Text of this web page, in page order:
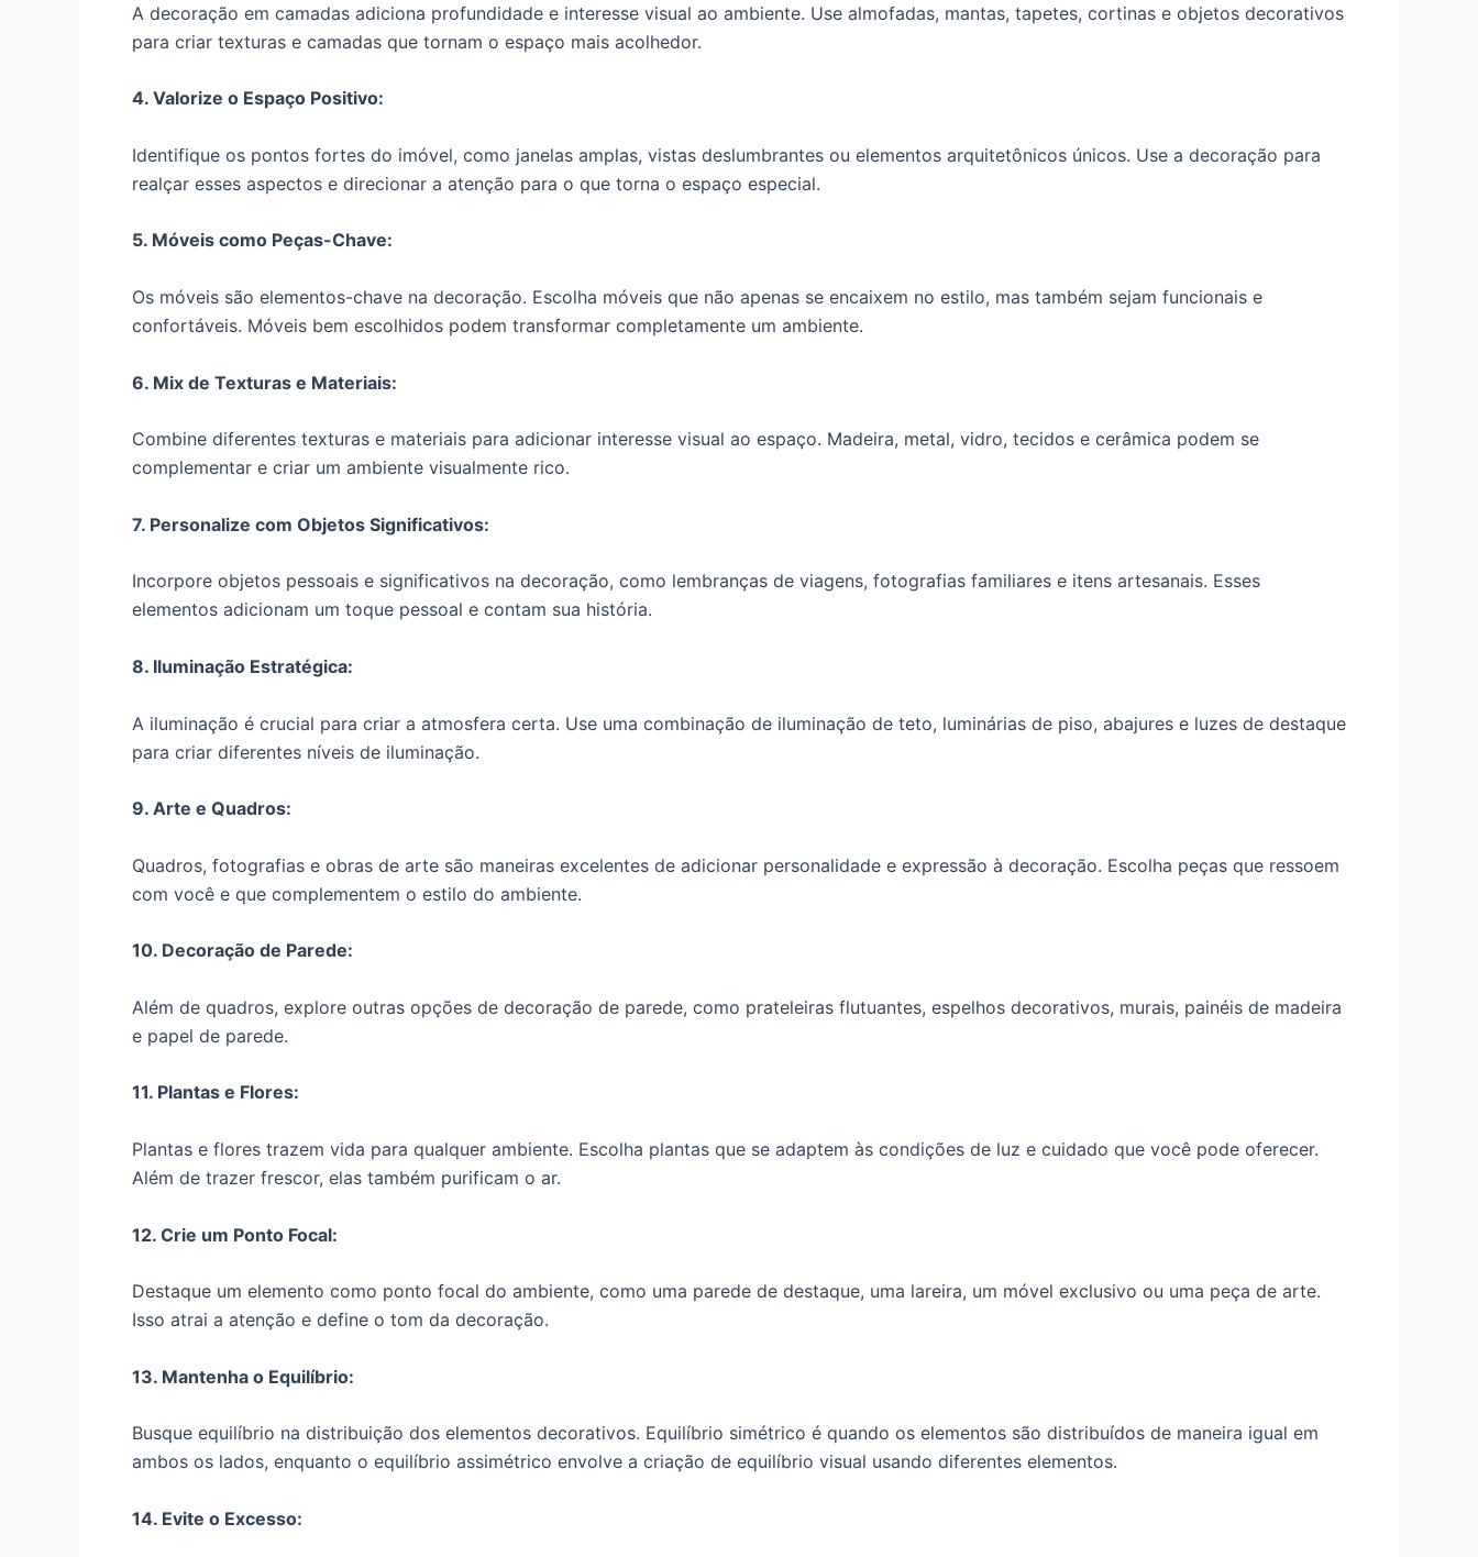
A decoração em camadas adiciona profundidade e interesse visual ao ambiente. Use almofadas, mantas, tapetes, cortinas e objetos decorativos
para criar texturas e camadas que tornam o espaço mais acolhedor.
4. Valorize o Espaço Positivo:
Identifique os pontos fortes do imóvel, como janelas amplas, vistas deslumbrantes ou elementos arquitetônicos únicos. Use a decoração para
realçar esses aspectos e direcionar a atenção para o que torna o espaço especial.
5. Móveis como Peças-Chave:
Os móveis são elementos-chave na decoração. Escolha móveis que não apenas se encaixem no estilo, mas também sejam funcionais e
confortáveis. Móveis bem escolhidos podem transformar completamente um ambiente.
6. Mix de Texturas e Materiais:
Combine diferentes texturas e materiais para adicionar interesse visual ao espaço. Madeira, metal, vidro, tecidos e cerâmica podem se
complementar e criar um ambiente visualmente rico.
7. Personalize com Objetos Significativos:
Incorpore objetos pessoais e significativos na decoração, como lembranças de viagens, fotografias familiares e itens artesanais. Esses
elementos adicionam um toque pessoal e contam sua história.
8. Iluminação Estratégica:
A iluminação é crucial para criar a atmosfera certa. Use uma combinação de iluminação de teto, luminárias de piso, abajures e luzes de destaque
para criar diferentes níveis de iluminação.
9. Arte e Quadros:
Quadros, fotografias e obras de arte são maneiras excelentes de adicionar personalidade e expressão à decoração. Escolha peças que ressoem
com você e que complementem o estilo do ambiente.
10. Decoração de Parede:
Além de quadros, explore outras opções de decoração de parede, como prateleiras flutuantes, espelhos decorativos, murais, painéis de madeira
e papel de parede.
11. Plantas e Flores:
Plantas e flores trazem vida para qualquer ambiente. Escolha plantas que se adaptem às condições de luz e cuidado que você pode oferecer.
Além de trazer frescor, elas também purificam o ar.
12. Crie um Ponto Focal:
Destaque um elemento como ponto focal do ambiente, como uma parede de destaque, uma lareira, um móvel exclusivo ou uma peça de arte.
Isso atrai a atenção e define o tom da decoração.
13. Mantenha o Equilíbrio:
Busque equilíbrio na distribuição dos elementos decorativos. Equilíbrio simétrico é quando os elementos são distribuídos de maneira igual em
ambos os lados, enquanto o equilíbrio assimétrico envolve a criação de equilíbrio visual usando diferentes elementos.
14. Evite o Excesso: